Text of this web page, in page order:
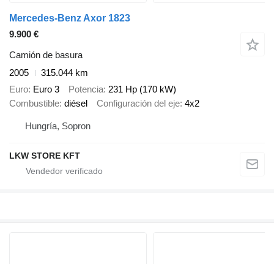
Mercedes-Benz Axor 1823
9.900 €
Camión de basura
2005
315.044 km
Euro Euro 3 Potencia 231 Hp (170 kW)
Combustible diésel Configuración del eje 4x2
Hungría, Sopron
LKW STORE KFT